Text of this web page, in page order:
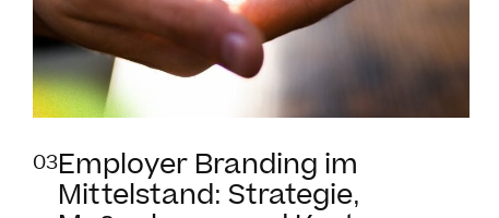
03Employer Branding im
Mittelstand: Strategie,